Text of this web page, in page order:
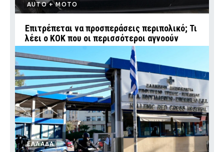
AUTO + MOTO
Επιτρέπεται να προσπεράσεις περιπολικό; Τι
λέει ο ΚΟΚ που οι περισσότεροι αγνοούν
ΕΛΛΑΔΑ